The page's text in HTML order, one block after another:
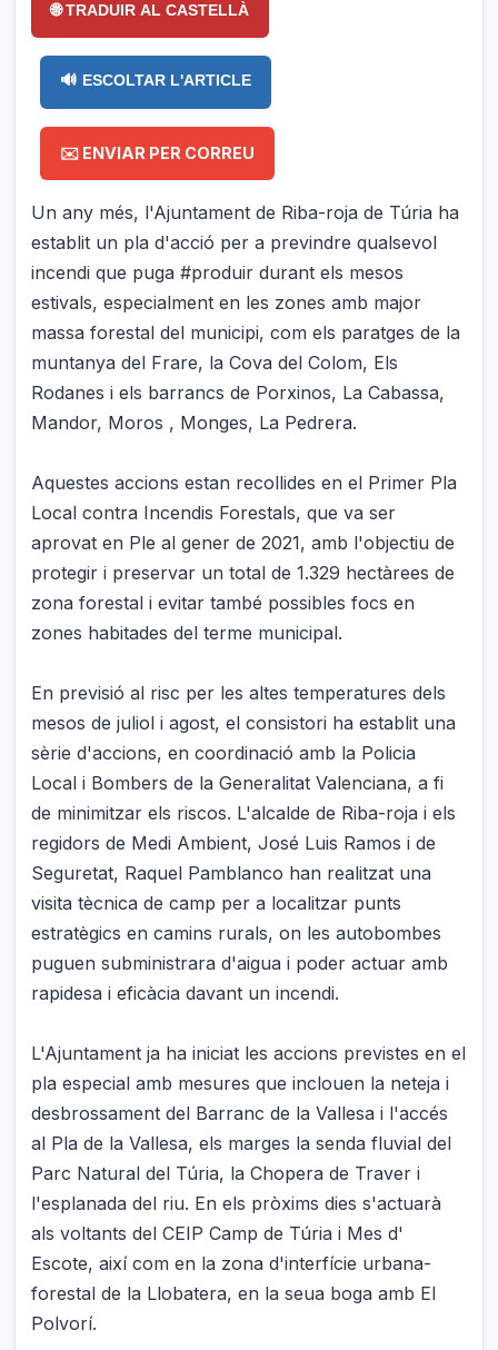
🌐 TRADUIR AL CASTELLÀ
🔊 ESCOLTAR L'ARTICLE
✉️ ENVIAR PER CORREU
Un any més, l'Ajuntament de Riba-roja de Túria ha
establit un pla d'acció per a previndre qualsevol
incendi que puga #produir durant els mesos
estivals, especialment en les zones amb major
massa forestal del municipi, com els paratges de la
muntanya del Frare, la Cova del Colom, Els
Rodanes i els barrancs de Porxinos, La Cabassa,
Mandor, Moros , Monges, La Pedrera.
Aquestes accions estan recollides en el Primer Pla
Local contra Incendis Forestals, que va ser
aprovat en Ple al gener de 2021, amb l'objectiu de
protegir i preservar un total de 1.329 hectàrees de
zona forestal i evitar també possibles focs en
zones habitades del terme municipal.
En previsió al risc per les altes temperatures dels
mesos de juliol i agost, el consistori ha establit una
sèrie d'accions, en coordinació amb la Policia
Local i Bombers de la Generalitat Valenciana, a fi
de minimitzar els riscos. L'alcalde de Riba-roja i els
regidors de Medi Ambient, José Luis Ramos i de
Seguretat, Raquel Pamblanco han realitzat una
visita tècnica de camp per a localitzar punts
estratègics en camins rurals, on les autobombes
puguen subministrara d'aigua i poder actuar amb
rapidesa i eficàcia davant un incendi.
L'Ajuntament ja ha iniciat les accions previstes en el
pla especial amb mesures que inclouen la neteja i
desbrossament del Barranc de la Vallesa i l'accés
al Pla de la Vallesa, els marges la senda fluvial del
Parc Natural del Túria, la Chopera de Traver i
l'esplanada del riu. En els pròxims dies s'actuarà
als voltants del CEIP Camp de Túria i Mes d'
Escote, així com en la zona d'interfície urbana-
forestal de la Llobatera, en la seua boga amb El
Polvorí.